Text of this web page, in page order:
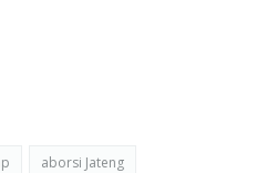
aborsi Jateng